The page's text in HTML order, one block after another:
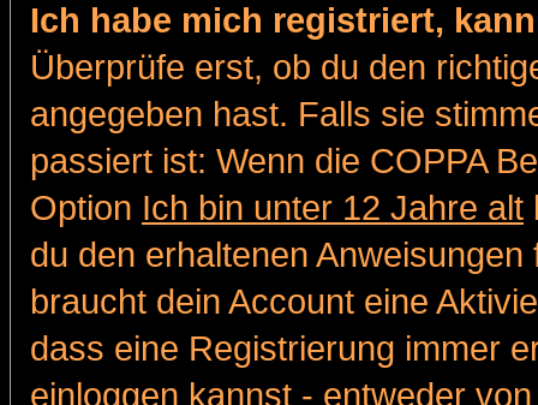
Ich habe mich registriert,
Überprüfe erst, ob du den
angegeben hast. Falls sie
passiert ist: Wenn die COPPA
Option Ich bin unter 12 Jahre alt
du den erhaltenen
braucht dein Account eine
dass eine Registrierung immer
einloggen kannst - entweder